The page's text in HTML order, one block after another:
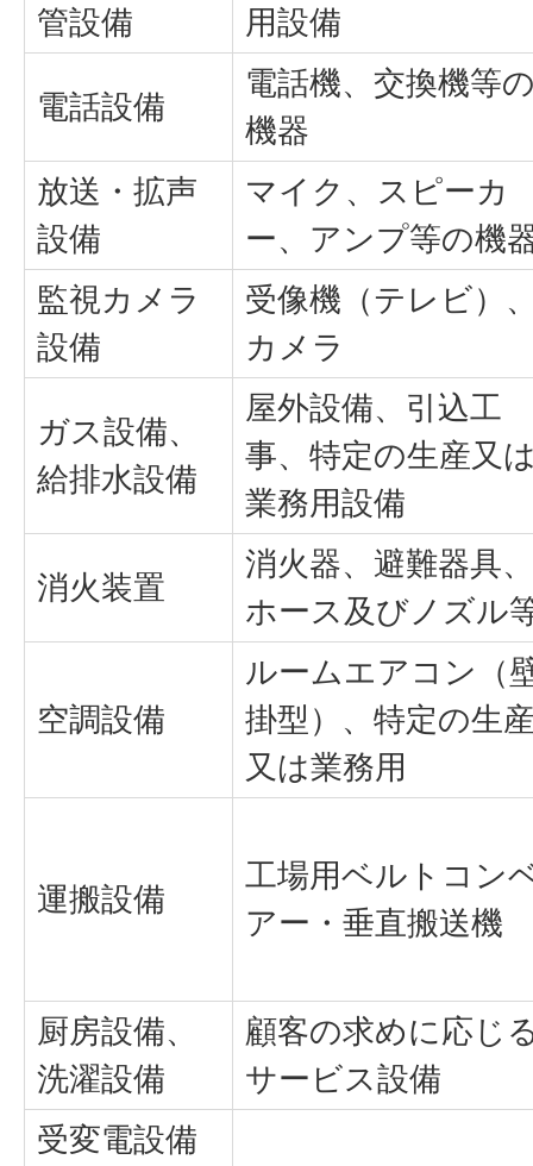
管設備 用設備
電話設備
電話機、交換機等
機器
放送・拡声
設備
マイク、スピーカ
ー、アンプ等の機
監視カメラ
設備
受像機（テレビ）
カメラ
ガス設備、
給排水設備
屋外設備、引込工
事、特定の生産又
業務用設備
消火装置
消火器、避難器具、
ホース及びノズル
空調設備
ルームエアコン（
掛型）、特定の生
又は業務用
運搬設備
工場用ベルトコン
アー・垂直搬送機
厨房設備、
洗濯設備
顧客の求めに応じ
サービス設備
受変電設備